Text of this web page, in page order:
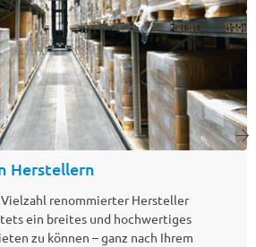
Herstellern
renommierter Hersteller
ein breites und hochwertiges
zu können – ganz nach Ihrem